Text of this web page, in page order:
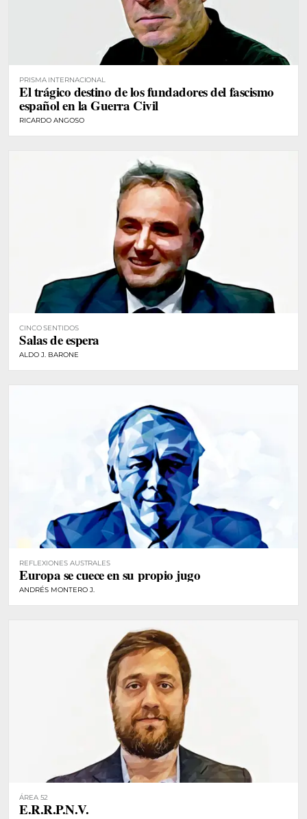
PRISMA INTERNACIONAL
El trágico destino de los fundadores del fascismo
español en la Guerra Civil
RICARDO ANGOSO
CINCO SENTIDOS
Salas de espera
ALDO J. BARONE
REFLEXIONES AUSTRALES
Europa se cuece en su propio jugo
ANDRÉS MONTERO J.
ÁREA 52
E.R.R.P.N.V.